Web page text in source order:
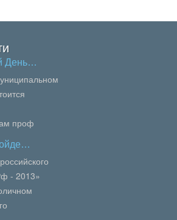
День…
проф
и
- 2013»